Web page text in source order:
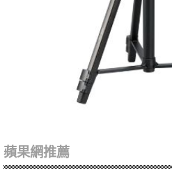
蘋果網推薦